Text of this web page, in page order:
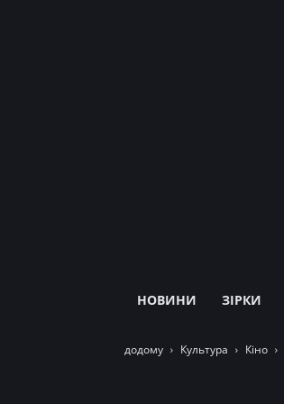
НОВИНИ ЗІРКИ
додому Культура Кіно